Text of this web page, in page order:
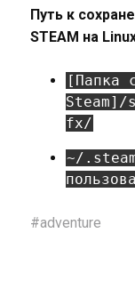
Путь к
STEAM на
[Папка
Steam]/
fx/
~/
#adventure